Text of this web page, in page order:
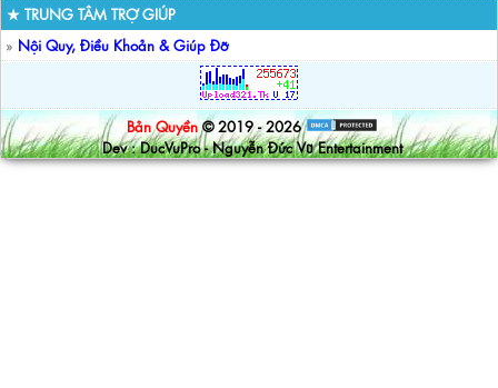
★ TRUNG TÂM TRỢ GIÚP
» Nội Quy, Điều Khoản & Giúp Đỡ
Bản Quyền © 2019 - 2026
Dev : DucVuPro - Nguyễn Đức Vũ Entertainment